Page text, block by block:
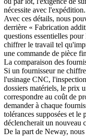
nécessite avec l'expédition.
Avec ces détails, nous
derrière « Fabrication
questions essentielles
chiffrer le travail tel
une commande de pièce
La comparaison des
Si un fournisseur ne
l'usinage CNC,
dossiers matériels, le prix
correspondre au coût de
demander à chaque
tolérances supposées et
déclencherait un nouveau
De la part de Neway,